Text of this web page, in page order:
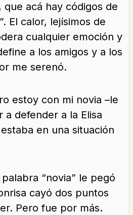
que acá hay códigos de
El calor, lejísimos de
cualquier emoción y
a los amigos y a los
me serenó.
estoy con mi novia –le
a defender a la Elisa
en una situación
“novia” le pegó
cayó dos puntos
Pero fue por más.